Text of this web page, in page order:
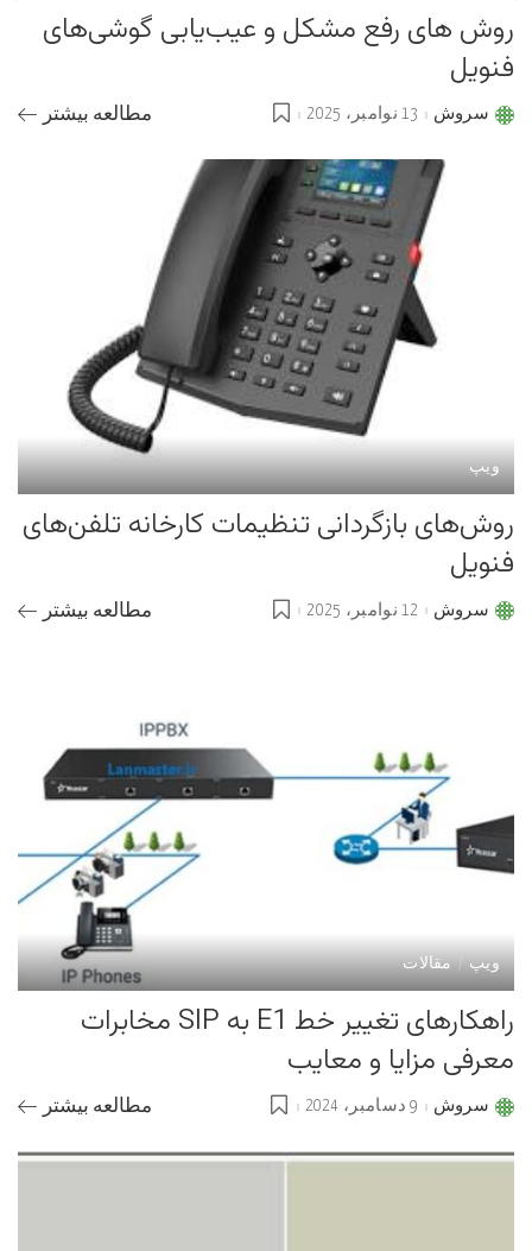
روش های رفع مشکل و عیب‌یابی گوشی‌های
فنویل
Postedسروش 13 نوامبر، 2025 مطالعه بیشتر
ویپ
روش‌های بازگردانی تنظیمات کارخانه تلفن‌های
فنویل
Postedسروش 12 نوامبر، 2025 مطالعه بیشتر
ویپ مقالات
راهکارهای تغییر خط E1 به SIP مخابرات
معرفی مزایا و معایب
Postedسروش 9 دسامبر، 2024 مطالعه بیشتر